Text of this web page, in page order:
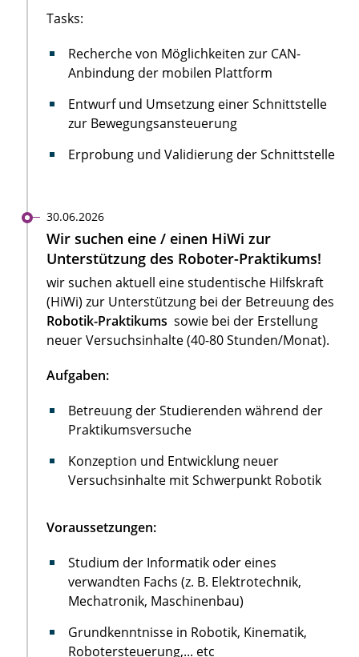
Tasks:
Recherche von Möglichkeiten zur CAN-
Anbindung der mobilen Plattform
Entwurf und Umsetzung einer Schnittstelle
zur Bewegungsansteuerung
Erprobung und Validierung der Schnittstelle
30.06.2026
Wir suchen eine / einen HiWi zur
Unterstützung des Roboter-Praktikums!
wir suchen aktuell eine studentische Hilfskraft
(HiWi) zur Unterstützung bei der Betreuung des
Robotik-Praktikums sowie bei der Erstellung
neuer Versuchsinhalte (40-80 Stunden/Monat).
Aufgaben:
Betreuung der Studierenden während der
Praktikumsversuche
Konzeption und Entwicklung neuer
Versuchsinhalte mit Schwerpunkt Robotik
Voraussetzungen:
Studium der Informatik oder eines
verwandten Fachs (z. B. Elektrotechnik,
Mechatronik, Maschinenbau)
Grundkenntnisse in Robotik, Kinematik,
Robotersteuerung,... etc